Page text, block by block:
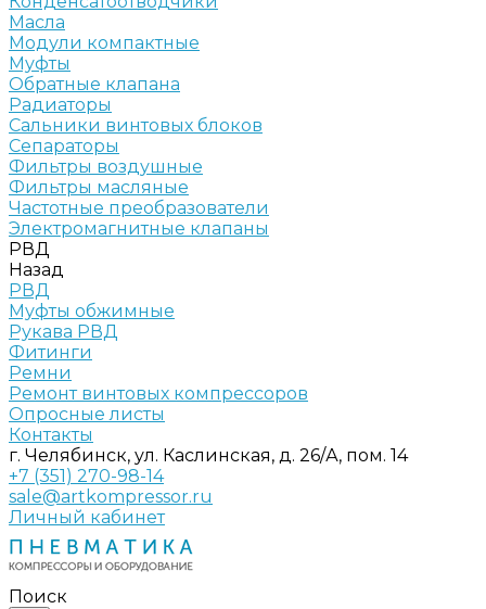
Масла
Модули компактные
Муфты
Обратные клапана
Радиаторы
Сальники винтовых блоков
Сепараторы
Фильтры воздушные
Фильтры масляные
Частотные преобразователи
Электромагнитные клапаны
РВД
Назад
РВД
Муфты обжимные
Рукава РВД
Фитинги
Ремни
Ремонт винтовых компрессоров
Опросные листы
Контакты
г. Челябинск, ул. Каслинская, д. 26/А, пом. 14
+7 (351) 270-98-14
sale@artkompressor.ru
Личный кабинет
Поиск